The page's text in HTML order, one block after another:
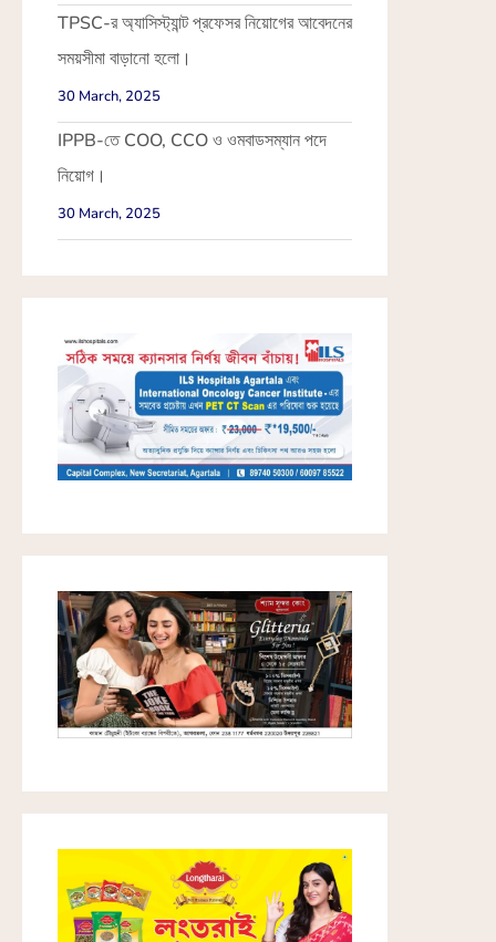
TPSC-র অ্যাসিস্ট্যান্ট প্রফেসর নিয়োগের আবেদনের
সময়সীমা বাড়ানো হলো।
30 March, 2025
IPPB-তে COO, CCO ও ওমবাডসম্যান পদে
নিয়োগ।
30 March, 2025